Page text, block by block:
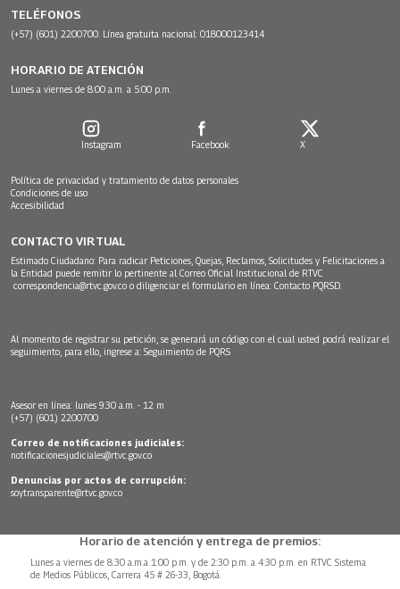
TELÉFONOS
(+57) (601) 2200700. Línea gratuita nacional: 018000123414
HORARIO DE ATENCIÓN
Lunes a viernes de 8:00 a.m. a 5:00 p.m.
Instagram Facebook X
Política de privacidad y tratamiento de datos personales
Condiciones de uso
Accesibilidad
CONTACTO VIRTUAL
Estimado Ciudadano: Para radicar Peticiones, Quejas, Reclamos, Solicitudes y Felicitaciones a
la Entidad puede remitir lo pertinente al Correo Oficial Institucional de RTVC
correspondencia@rtvc.gov.co o diligenciar el formulario en línea: Contacto PQRSD.
Al momento de registrar su petición, se generará un código con el cual usted podrá realizar el
seguimiento, para ello, ingrese a: Seguimiento de PQRS
Asesor en línea: lunes 9:30 a.m. - 12 m
(+57) (601) 2200700
Correo de notificaciones judiciales:
notificacionesjudiciales@rtvc.gov.co
Denuncias por actos de corrupción:
soytransparente@rtvc.gov.co
Horario de atención y entrega de premios:
Lunes a viernes de 8:30 a.m.a 1:00 p.m. y de 2:30 p.m. a 4:30 p.m. en RTVC Sistema
de Medios Públicos, Carrera 45 # 26-33, Bogotá.